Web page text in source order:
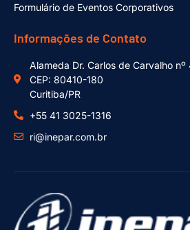
Formulário de Eventos Corporativos
Informações de Contato
Alameda Dr. Carlos de Carvalho nº
CEP: 80410-180
Curitiba/PR
+55 41 3025-1316
ri@inepar.com.br